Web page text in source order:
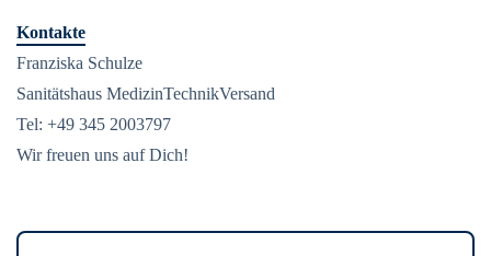
Kontakte
Franziska Schulze
Sanitätshaus MedizinTechnikVersand
Tel: +49 345 2003797
Wir freuen uns auf Dich!